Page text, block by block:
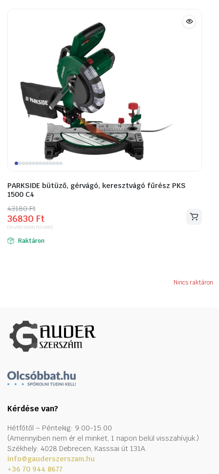
PARKSIDE bütüző, gérvágó, keresztvágó fűrész PKS
1500 C4
43180Ft
Original
price
was:
43180 Ft.
36830 Ft
Current
price
is:
36830 Ft.
(bruttó)29000 Ft(nettó)
Raktáron
Nincs raktáron
Kérdése van?
Hétfőtől – Péntekig: 9:00-15:00
(Amennyiben nem ér el minket, 1 napon belül visszahívjuk.)
Székhely: 4028 Debrecen, Kasssai út 131A.
info@gauderszerszam.hu
+36 70 944 8677